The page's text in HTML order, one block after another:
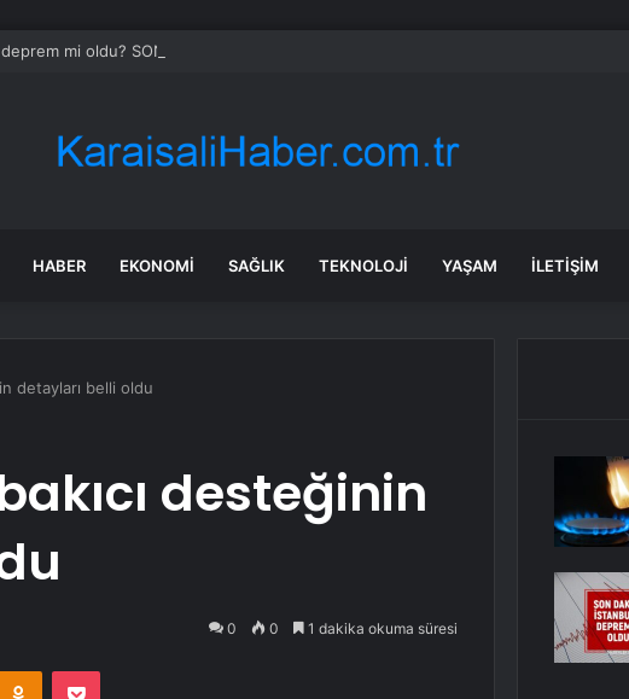
deprem mi oldu? SON DAKİKA! 22 Temmuz İstanbul’da az önce nerede deprem oldu?
HABER EKONOMI SAĞLIK TEKNOLOJI YAŞAM İLETIŞIM
detayları belli oldu
desteğinin
0 0 1 dakika okuma süresi
Odnoklassniki
Pocket